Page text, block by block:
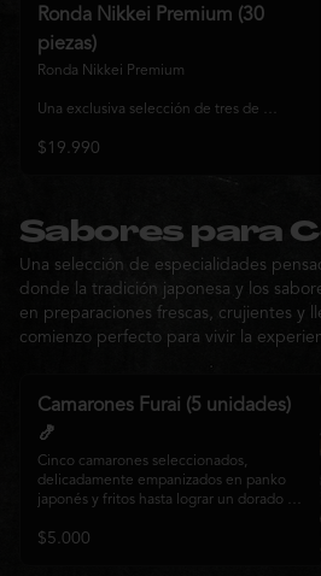
y sabor, ideal para compartir entre 3 y 4
Ronda Nikkei Premium (30
piezas)
Ronda Nikkei Premium
Una exclusiva selección de tres de
elaborados con ingredientes frescos y
pensada para compartir y descubrir la
esencia de Matsumoto Nikkei en cada
bocado.
$19.990
Sabores para
Una selección de especialidades
donde la tradición japonesa y los
en preparaciones frescas, crujientes y
comienzo perfecto para vivir la
Camarones Furai (5 unidades)
🍤
Cinco camarones seleccionados,
delicadamente empanizados en panko
japonés y fritos hasta lograr un dorado
por dentro, acompañados de nuestra
$5.000